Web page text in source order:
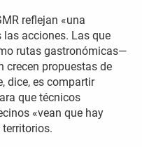
reflejan «una
acciones. Las que
rutas gastronómicas—
crecen propuestas de
dice, es compartir
que técnicos
«vean que hay